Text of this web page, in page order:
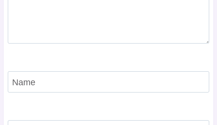
Name